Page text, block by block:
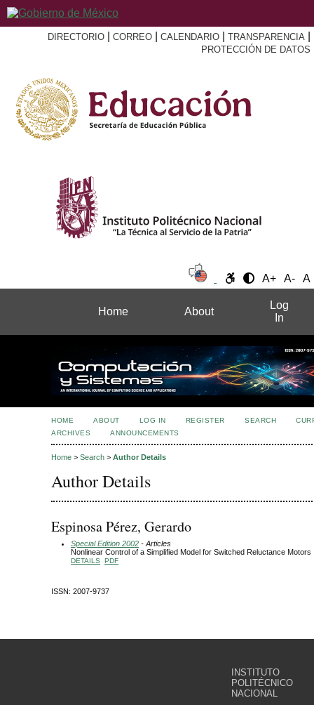
DIRECTORIO CORREO CALENDARIO TRANSPARENCIA
PROTECCIÓN DE DATOS
A+ A- A
Home About
Log
In
HOME ABOUT LOG IN REGISTER SEARCH
ARCHIVES
ANNOUNCEMENTS
Home > Search > Author Details
Author Details
Espinosa Pérez, Gerardo
Special Edition 2002 - Articles
Nonlinear Control of a Simplified Model for Switched Reluctance Motors
DETAILS PDF
ISSN: 2007-9737
INSTITUTO
POLITÉCNICO
NACIONAL